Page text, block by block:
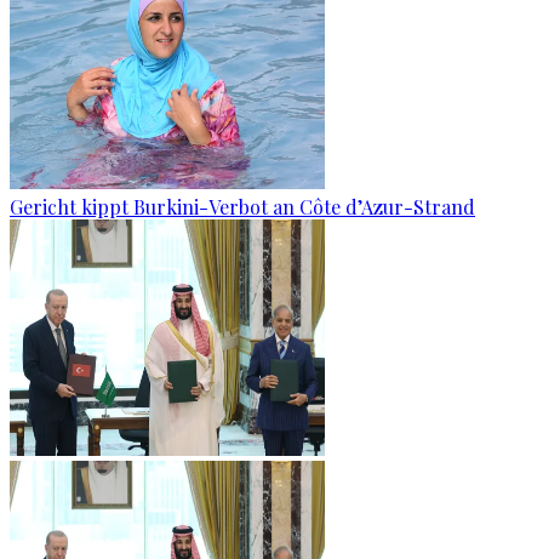
Gericht kippt Burkini-Verbot an Côte d’Azur-Strand